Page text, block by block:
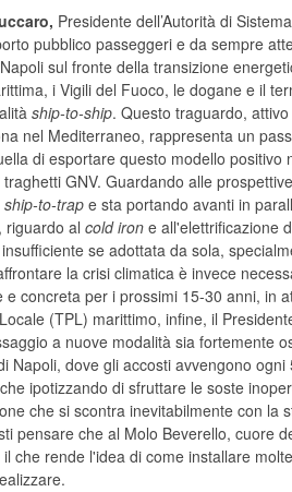
Presidente dell’Autorità di
pubblico passeggeri e da sempre
sul fronte della transizione
i Vigili del Fuoco, le dogane e il
ship-to-ship. Questo traguardo,
nel Mediterraneo, rappresenta un
di esportare questo modello positivo
GNV. Guardando alle
ship-to-trap e sta portando avanti in
riguardo al cold iron e all'elettrificazione
se adottata da sola,
la crisi climatica è invece
concreta per i prossimi 15-30 anni, in
(TPL) marittimo, infine, il
a nuove modalità sia fortemente
dove gli accosti avvengono
ipotizzando di sfruttare le soste
che si scontra inevitabilmente con la
pensare che al Molo Beverello, cuore
che rende l'idea di come installare